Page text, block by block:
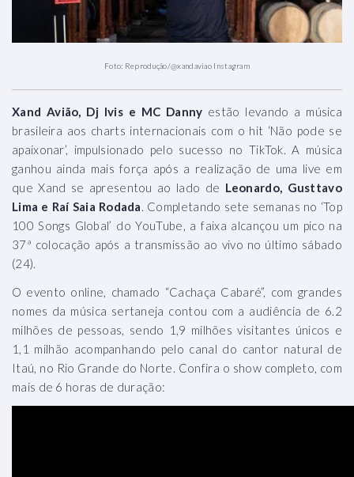
Foto: Reprodução/@xandaviao Instagram
Xand Avião, Dj Ivis e MC Danny estão levando a música
brasileira aos charts internacionais com o hit ‘Não pode se
apaixonar’, impulsionado pelo sucesso no TikTok. A música
ganhou ainda mais força após a realização de uma live em
que Xand se apresentou ao lado de Leonardo, Gusttavo
Lima e Raí Saia Rodada. Completando sete semanas no ‘Top
100 Songs Global’ do YouTube, a faixa alcançou um pico na
37ª colocação após a transmissão ao vivo no último sábado
(24).
O evento online, chamado “Cachaça Cabaré”, com grandes
nomes da música sertaneja contou com a audiência de 6.2
milhões de pessoas, sendo 1,9 milhões visitantes únicos e
1,1 milhão acompanhando pelo canal do cantor natural de
Itaú, no Rio Grande do Norte. Confira o show completo, com
mais de 6 horas de duração: